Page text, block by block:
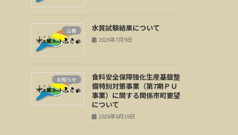
公告 水質試験結果について
2026年7月9日
お知らせ
食料安全保障強化生産基盤整
備特別対策事業（第7期ＰＵ
事業）に関する関係市町要望
について
2026年6月19日